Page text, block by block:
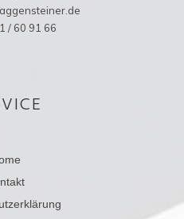
/ 60 91 66